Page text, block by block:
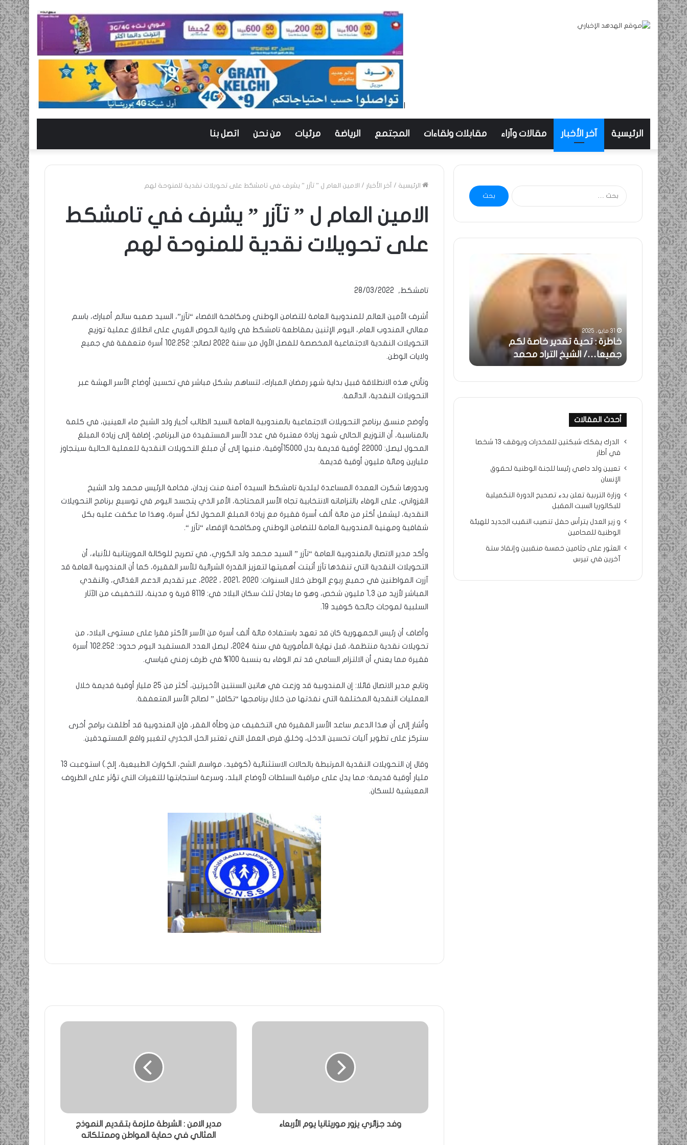
الرئيسية آخر الأخبار مقالات وآراء مقابلات ولقاءات المجتمع الرياضة مرئيات من نحن اتصل بنا
الرئيسية / آخر الأخبار / الامين العام ل ” تآزر ” يشرف في تامشكط على تحويلات نقدية للمنوحة لهم
الامين العام ل ” تآزر ” يشرف في تامشكط
على تحويلات نقدية للمنوحة لهم
تامشكط, 28/03/2022
أشرف الأمين العالم للمندوبية العامة للتضامن الوطني ومكافحة الاقصاء “تآزر”، السيد صمبه سالم أمبارك، باسم
معالي المندوب العام، اليوم الإثنين بمقاطعة تامشكط في ولاية الحوض الغربي على انطلاق عملية توزيع
التحويلات النقدية الاجتماعية المخصصة للفصل الأول من سنة 2022 لصالح: 102.252 أسرة متعففة في جميع
ولايات الوطن.
وتأتي هذه الانطلاقة قبيل بداية شهر رمضان المبارك، لتساهم بشكل مباشر في تحسين أوضاع الأسر الهشة عبر
التحويلات النقدية، الدائمة.
وأوضح منسق برنامج التحويلات الاجتماعية بالمندوبية العامة السيد الطالب أخيار ولد الشيخ ماء العينين، في كلمة
بالمناسبة، أن التوزيع الحالي شهد زيادة معتبرة في عدد الأسر المستفيدة من البرنامج، إضافة إلى زيادة المبلغ
المحول ليصل: 22000 أوقية قديمة بدل 15000أوقية، منبها إلى أن مبلغ التحويلات النقدية للعملية الحالية سيتجاوز
مليارين ومائة مليون أوقية قديمة.
وبدورها شكرت العمدة المساعدة لبلدية تامشكط السيدة آمنة منت زيدان، فخامة الرئيس محمد ولد الشيخ
الغزواني، على الوفاء بالتزاماته الانتخابية تجاه الأسر المحتاجة، الأمر الذي يتجسد اليوم في توسيع برنامج التحويلات
النقدية، ليشمل أكثر من مائة ألف أسرة فقيرة مع زيادة المبلغ المحول لكل أسرة، وهذا ما عكفت عليه بكل
شفافية ومهنية المندوبية العامة للتضامن الوطني ومكافحة الإقصاء “تآزر “.
وأكد مدير الاتصال بالمندوبية العامة “تآزر ” السيد محمد ولد الكوري، في تصريح للوكالة الموريتانية للأنباء، أن
التحويلات النقدية التي تنفذها تآزر أثبتت أهميتها لتعزيز القدرة الشرائية للأسر الفقيرة، كما أن المندوبية العامة قد
آزرت المواطنين في جميع ربوع الوطن خلال السنوات: 2020 ،2021 ، 2022، عبر تقديم الدعم الغذائي، والنقدي
المباشر لأزيد من 1,3 مليون شخص، وهو ما يعادل ثلث سكان البلاد في: 8119 قرية و مدينة، للتخفيف من الآثار
السلبية لموجات جائحة كوفيد 19.
وأضاف أن رئيس الجمهورية كان قد تعهد باستفادة مائة ألف أسرة من الأسر الأكثر فقرا على مستوى البلاد، من
تحويلات نقدية منتظمة، قبل نهاية المأمورية في سنة 2024، ليصل العدد المستفيد اليوم حدود: 102.252 أسرة
فقيرة مما يعني أن الالتزام السامي قد تم الوفاء به بنسبة 100% في ظرف زمني قياسي.
وتابع مدير الاتصال قائلا: إن المندوبية قد وزعت في هاتين السنتين الأخيرتين، أكثر من 25 مليار أوقية قديمة خلال
العمليات النقدية المختلفة التي نفذتها من خلال برنامجها “تكافل ” لصالح الأسر المتعففة.
وأشار إلى أن هذا الدعم ساعد الأسر الفقيرة في التخفيف من وطأة الفقر، فإن المندوبية قد أطلقت برامج أخرى
ستركز على تطوير آليات تحسين الدخل، وخلق فرص العمل التي تعتبر الحل الجذري لتغيير واقع المستهدفين.
وقال إن التحويلات النقدية المرتبطة بالحالات الاستثنائية (كوفيد، مواسم الشح، الكوارث الطبيعية، إلخ.) استوعبت 13
مليار أوقية قديمة؛ مما يدل على مراقبة السلطات لأوضاع البلد، وسرعة استجابتها للتغيرات التي تؤثر على الظروف
المعيشية للسكان.
وفد جزائري يزور موريتانيا يوم الأربعاء
مدير الامن : الشرطة ملزمة بتقديم النموذج
المثالي في حماية المواطن وممتلكاته
البحث
عن:
خاصة
الشيخ
التراد
محمد
31 مايو، 2025
خاطرة : تحية تقدير خاصة لكم
جميعا…/ الشيخ التراد محمد
ومضة ..أفول شمس الإنسانية في
أمتين…!! الشريف بونا
الانصاف
بين
مطرقة
…
الشريف
9 مايو، 2023
ومضة : / …حزب الانصاف …/ بين
مطرقة المعارضة… وسندان المغاضبين
ومضة…./
25 يونيو، 2022
ومضة…./ بومديد…..صرخة استغاثة..
أحدث المقالات
الدرك يفكك شبكتين للمخدرات ويوقف 13 شخصا
في أطار
تعيين ولد داهي رئيسا للجنة الوطنية لحقوق
الإنسان
وزارة التربية تعلن بدء تصحيح الدورة التكميلية
للبكالوريا السبت المقبل
و زير العدل يترأس حفل تنصيب النقيب الجديد للهيئة
الوطنية للمحامين
العثور على جثامين خمسة منقبين وإنقاذ ستة
آخرين في تيرس